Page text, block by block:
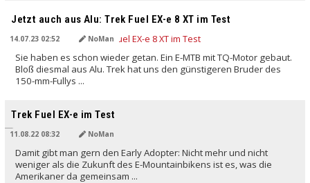
Jetzt auch aus Alu: Trek Fuel EX-e 8 XT im Test
14.07.23 02:52 NoMan
Sie haben es schon wieder getan. Ein E-MTB mit TQ-Motor gebaut.
Bloß diesmal aus Alu. Trek hat uns den günstigeren Bruder des
150-mm-Fullys ...
Trek Fuel EX-e im Test
11.08.22 08:32 NoMan
Damit gibt man gern den Early Adopter: Nicht mehr und nicht
weniger als die Zukunft des E-Mountainbikens ist es, was die
Amerikaner da gemeinsam ...